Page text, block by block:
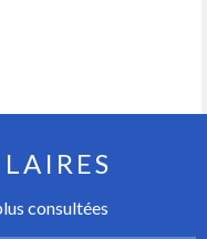
consultées